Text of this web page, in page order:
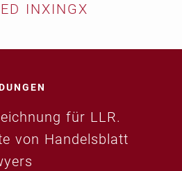
INXINGX
für LLR.
von Handelsblatt